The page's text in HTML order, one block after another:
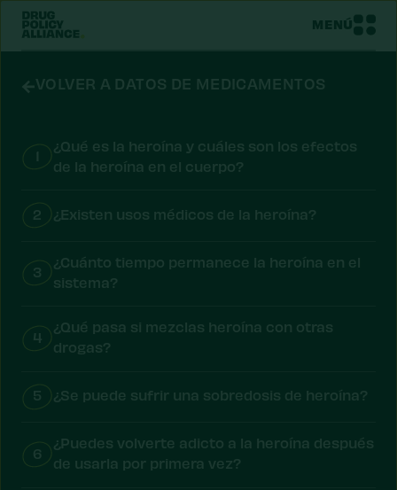
MENÚ
VOLVER A DATOS DE MEDICAMENTOS
1
¿Qué es la heroína y cuáles son los efectos
de la heroína en el cuerpo?
2 ¿Existen usos médicos de la heroína?
3
¿Cuánto tiempo permanece la heroína en el
sistema?
4
¿Qué pasa si mezclas heroína con otras
drogas?
5 ¿Se puede sufrir una sobredosis de heroína?
6
¿Puedes volverte adicto a la heroína después
de usarla por primera vez?